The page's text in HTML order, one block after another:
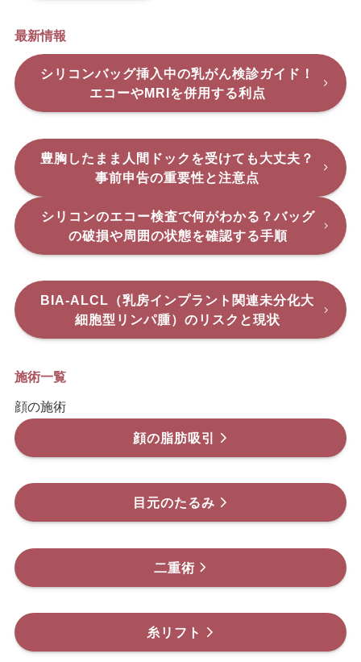
最新情報
シリコンバッグ挿入中の乳がん検診ガイド！
エコーやMRIを併用する利点
豊胸したまま人間ドックを受けても大丈夫？
事前申告の重要性と注意点
シリコンのエコー検査で何がわかる？バッグ
の破損や周囲の状態を確認する手順
BIA-ALCL（乳房インプラント関連未分化大
細胞型リンパ腫）のリスクと現状
施術一覧
顔の施術
顔の脂肪吸引
目元のたるみ
二重術
糸リフト